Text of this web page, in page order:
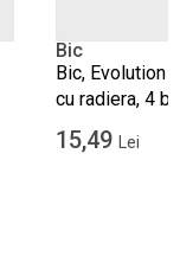
Bic
Bic, Evolution
cu radiera, 4
15,49 Lei